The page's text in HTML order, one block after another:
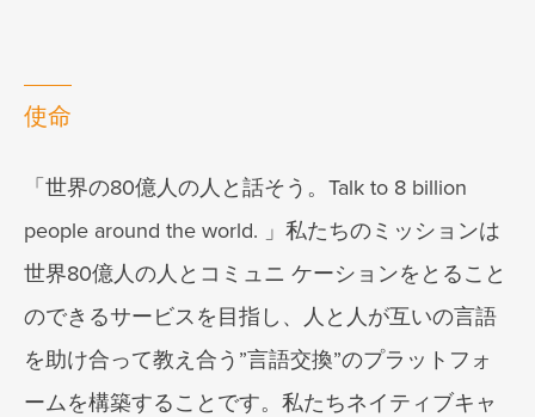
使命
「世界の80億人の人と話そう。Talk to 8 billion
people around the world. 」私たちのミッションは
世界80億人の人とコミュニ ケーションをとること
のできるサービスを目指し、人と人が互いの言語
を助け合って教え合う”言語交換”のプラットフォ
ームを構築することです。私たちネイティブキャ